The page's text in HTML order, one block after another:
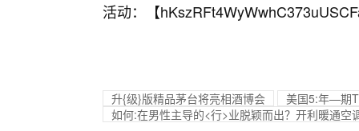
活动：【
升{级}版精品茅台将亮相酒博会
美国5:年—期
如何:在男性主导的<行>业脱颖而出？开利暖通空